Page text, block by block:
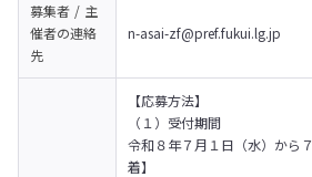
募集者 / 主
催者の連絡
先
n-asai-zf@pref.fukui.lg.jp
【応募方法】
（１）受付期間
令和８年７月１日（水）から
着】